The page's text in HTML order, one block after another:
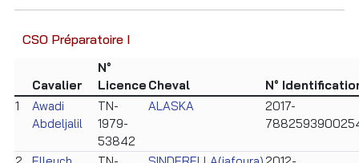
CSO Préparatoire I
Cavalier
N°
Licence Cheval
N°
1
Awadi
Abdeljalil
TN-
1979-
53842
ALASKA
2017-